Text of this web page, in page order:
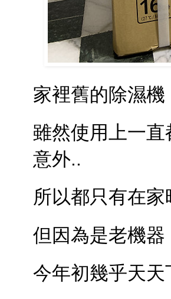
家裡舊的除濕
雖然使用上一
意外..
所以都只有在
但因為是老機
今年初幾乎天